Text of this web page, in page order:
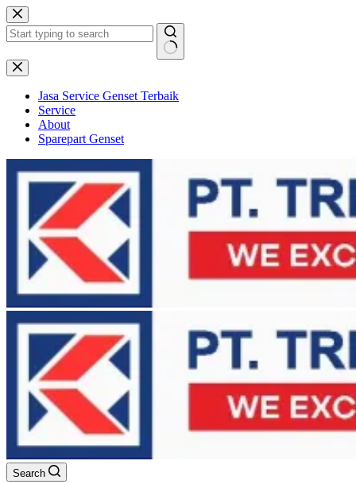
Skip
to
content
No
results
Jasa Service Genset Terbaik
Service
About
Sparepart Genset
Search